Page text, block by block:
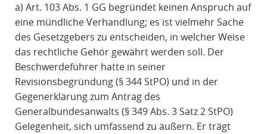
a) Art. 103 Abs. 1 GG begründet keinen Anspruch auf
eine mündliche Verhandlung; es ist vielmehr Sache
des Gesetzgebers zu entscheiden, in welcher Weise
das rechtliche Gehör gewährt werden soll. Der
Beschwerdeführer hatte in seiner
Revisionsbegründung (§ 344 StPO) und in der
Gegenerklärung zum Antrag des
Generalbundesanwalts (§ 349 Abs. 3 Satz 2 StPO)
Gelegenheit, sich umfassend zu äußern. Er trägt